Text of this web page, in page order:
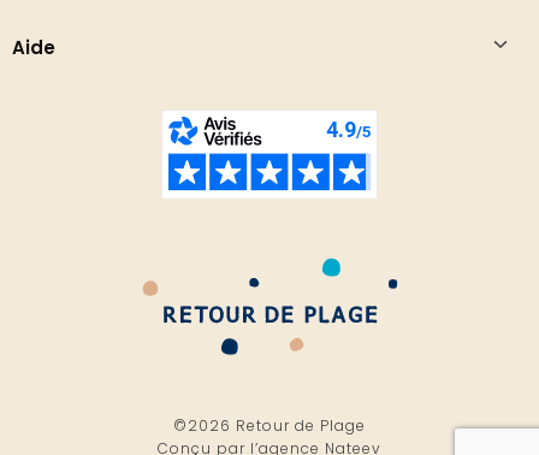
Aide
©2026 Retour de Plage
Conçu par l’agence Nateev